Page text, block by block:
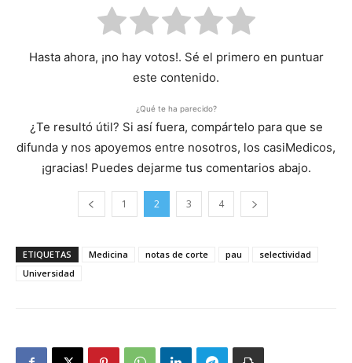
Hasta ahora, ¡no hay votos!. Sé el primero en puntuar
este contenido.
¿Qué te ha parecido?
¿Te resultó útil? Si así fuera, compártelo para que se
difunda y nos apoyemos entre nosotros, los casiMedicos,
¡gracias! Puedes dejarme tus comentarios abajo.
1 2 3 4
ETIQUETAS Medicina notas de corte pau
selectividad
Universidad